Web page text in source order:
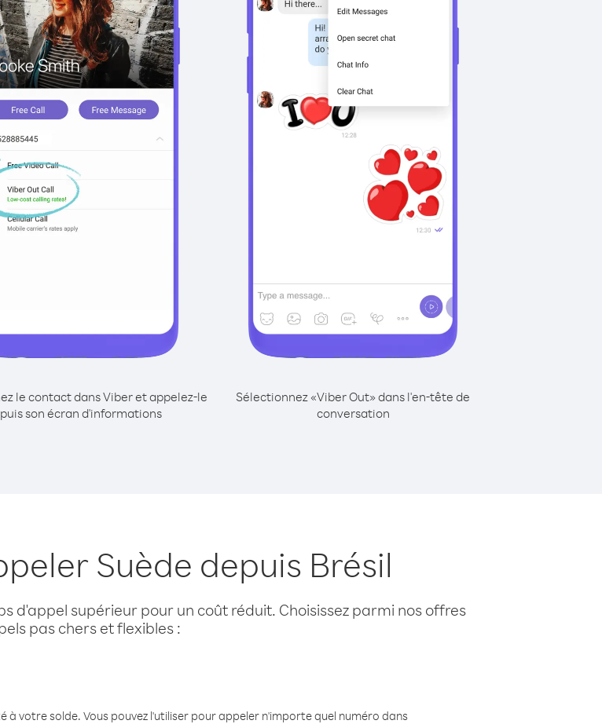
le contact dans Viber et appelez-le
son écran d'informations
Sélectionnez «Viber Out» dans l'en-tête de
conversation
Suède depuis Brésil
d'appel supérieur pour un coût réduit. Choisissez parmi nos offres
pas chers et flexibles :
votre solde. Vous pouvez l'utiliser pour appeler n'importe quel numéro dans